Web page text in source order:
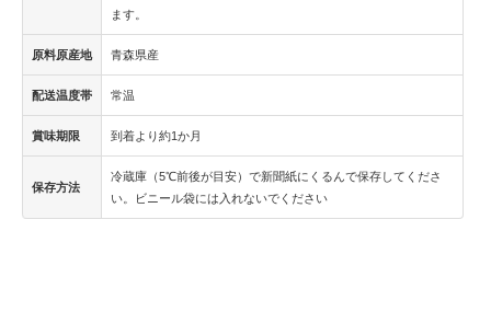
ます。
原料原産地 青森県産
配送温度帯 常温
賞味期限 到着より約1か月
保存方法
冷蔵庫（5℃前後が目安）で新聞紙にくるんで保存してくださ
い。ビニール袋には入れないでください